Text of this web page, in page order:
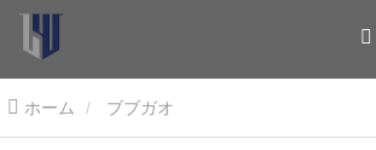
ホーム ブブガオ